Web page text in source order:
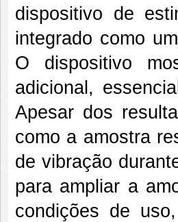
dispositivo de
integrado como
O dispositivo
adicional,
Apesar dos
como a amostra
de vibração
para ampliar a
condições de